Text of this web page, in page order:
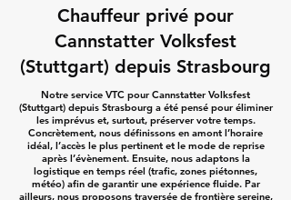
Chauffeur privé pour
Cannstatter Volksfest
(Stuttgart) depuis Strasbourg
Notre service VTC pour Cannstatter Volksfest
(Stuttgart) depuis Strasbourg a été pensé pour éliminer
les imprévus et, surtout, préserver votre temps.
Concrètement, nous définissons en amont l’horaire
idéal, l’accès le plus pertinent et le mode de reprise
après l’évènement. Ensuite, nous adaptons la
logistique en temps réel (trafic, zones piétonnes,
météo) afin de garantir une expérience fluide. Par
ailleurs, nous proposons traversée de frontière sereine,